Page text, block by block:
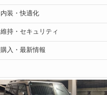
内装・快適化
維持・セキュリティ
購入・最新情報